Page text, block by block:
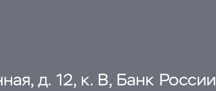
д. 12, к. В, Банк России